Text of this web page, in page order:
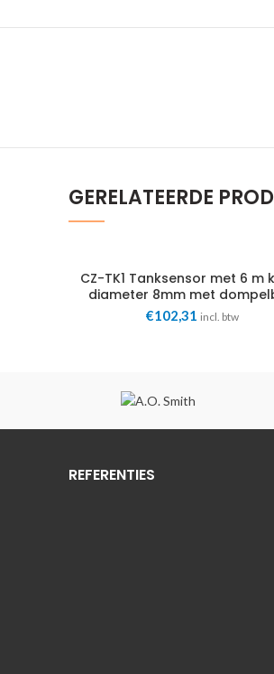
GERELATEERDE
CZ-TK1 Tanksensor met 6 m
diameter 8mm met
Panasonic
€102,31 incl. btw
REFERENTIES